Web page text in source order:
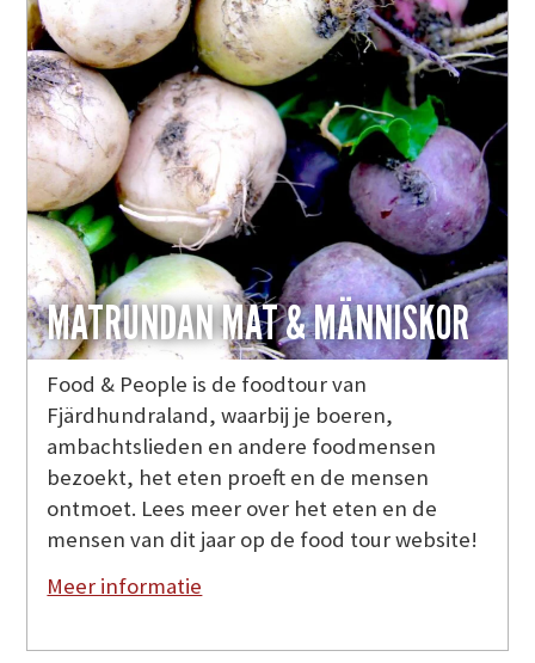
MATRUNDAN MAT & MÄNNISKOR
Food & People is de foodtour van
Fjärdhundraland, waarbij je boeren,
ambachtslieden en andere foodmensen
bezoekt, het eten proeft en de mensen
ontmoet. Lees meer over het eten en de
mensen van dit jaar op de food tour website!
Meer informatie